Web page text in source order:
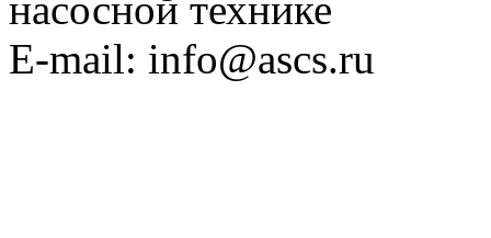
E-mail: info@ascs.ru